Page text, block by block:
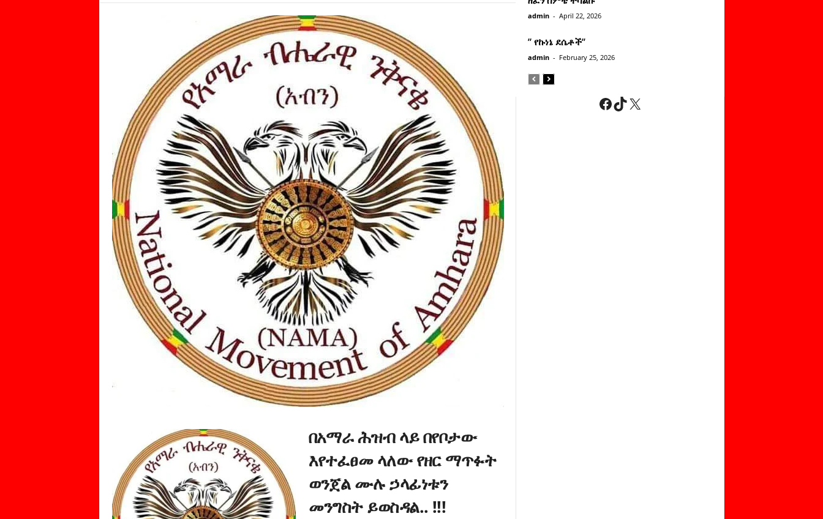
በአማራ ሕዝብ ላይ በየቦታው
እየተፈፀመ ላለው የዘር ማጥፉት
ወንጀል ሙሉ ኃላፊነቱን
መንግስት ይወስዳል.. !!!
admin - April 22, 2026
” የኩነኔ ደሴቶች’’
admin - February 25, 2026
Facebook
TikTok
X